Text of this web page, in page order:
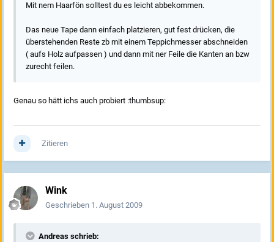
Mit nem Haarfön solltest du es leicht abbekommen.
Das neue Tape dann einfach platzieren, gut fest drücken, die
überstehenden Reste zb mit einem Teppichmesser abschneiden
( aufs Holz aufpassen ) und dann mit ner Feile die Kanten an bzw
zurecht feilen.
Genau so hätt ichs auch probiert :thumbsup:
Zitieren
Wink
Geschrieben 1. August 2009
Andreas schrieb: